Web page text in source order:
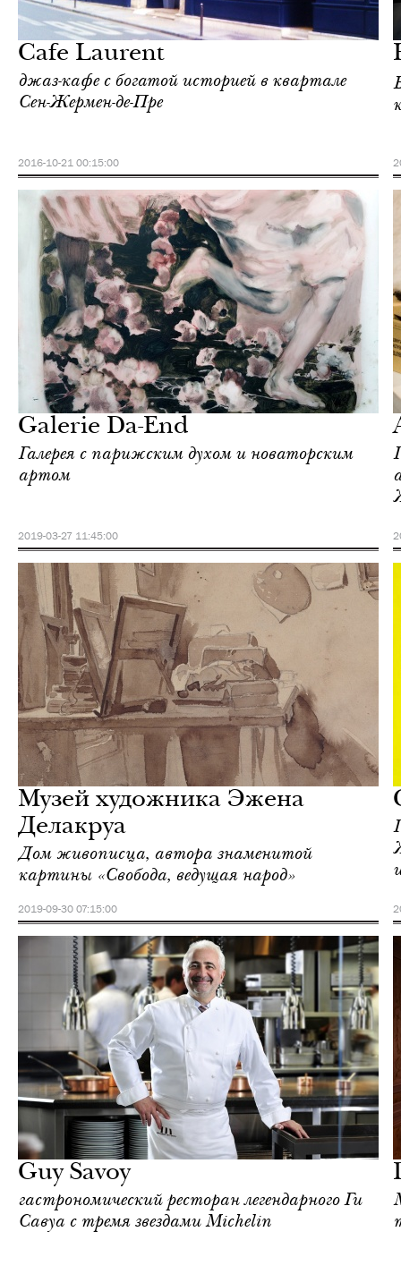
Cafe Laurent
джаз-кафе с богатой историей в квартале
Сен-Жермен-де-Пре
2016-10-21 00:15:00
Galerie Da-End
Галерея с парижским духом и новаторским
артом
2019-03-27 11:45:00
Музей художника Эжена
Делакруа
Дом живописца, автора знаменитой
картины «Свобода, ведущая народ»
2019-09-30 07:15:00
Guy Savoy
гастрономический ресторан легендарного Ги
Савуа c тремя звездами Michelin